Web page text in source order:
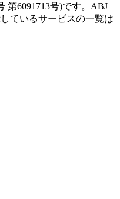
第6091713号)です。ABJ
ているサービスの一覧は